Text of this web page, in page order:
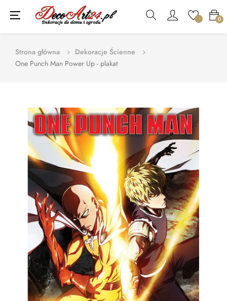
0
Toggle
navigation
☰
Strona główna
Dekoracje Ścienne
One Punch Man Power Up - plakat